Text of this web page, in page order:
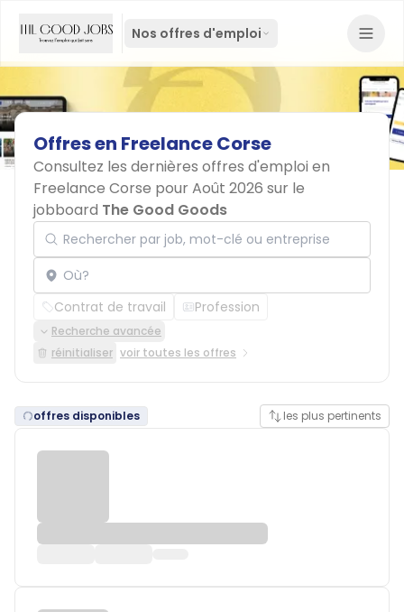
Nos offres d'emploi
Offresen FreelanceCorse
Consultez les dernières offres d'emploi en
Freelance Corse pour Août 2026 sur le
jobboard The Good Goods
Rechercher par job, mot-clé ou entreprise
Localisation
Contrat de travail Profession
Recherche avancée
réinitialiser voir toutes les offres
offres disponibles les plus pertinents